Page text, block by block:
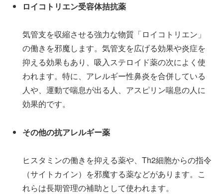
ロイコトリエン受容体拮抗薬
気管支を収縮させる強力な物質「ロイコトリエン」
の働きを邪魔します。気管支を広げる効果や炎症を
抑える効果もあり、吸入ステロイド薬の次によく使
われます。特に、アレルギー性鼻炎を合併している
人や、運動で喘息が出る人、アスピリン喘息の人に
効果的です。
その他の抗アレルギー薬
ヒスタミンの働きを抑える薬や、Th2細胞からの指令
（サイトカイン）を邪魔する薬などがあります。こ
れらは長期管理の補助として使われます。